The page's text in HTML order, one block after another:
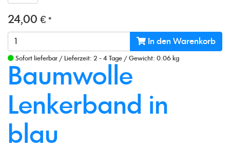
24,00 € *
In den Warenkorb
Sofort lieferbar / Lieferzeit: 2 - 4 Tage / Gewicht: 0.06 kg
Baumwolle
Lenkerband in
blau